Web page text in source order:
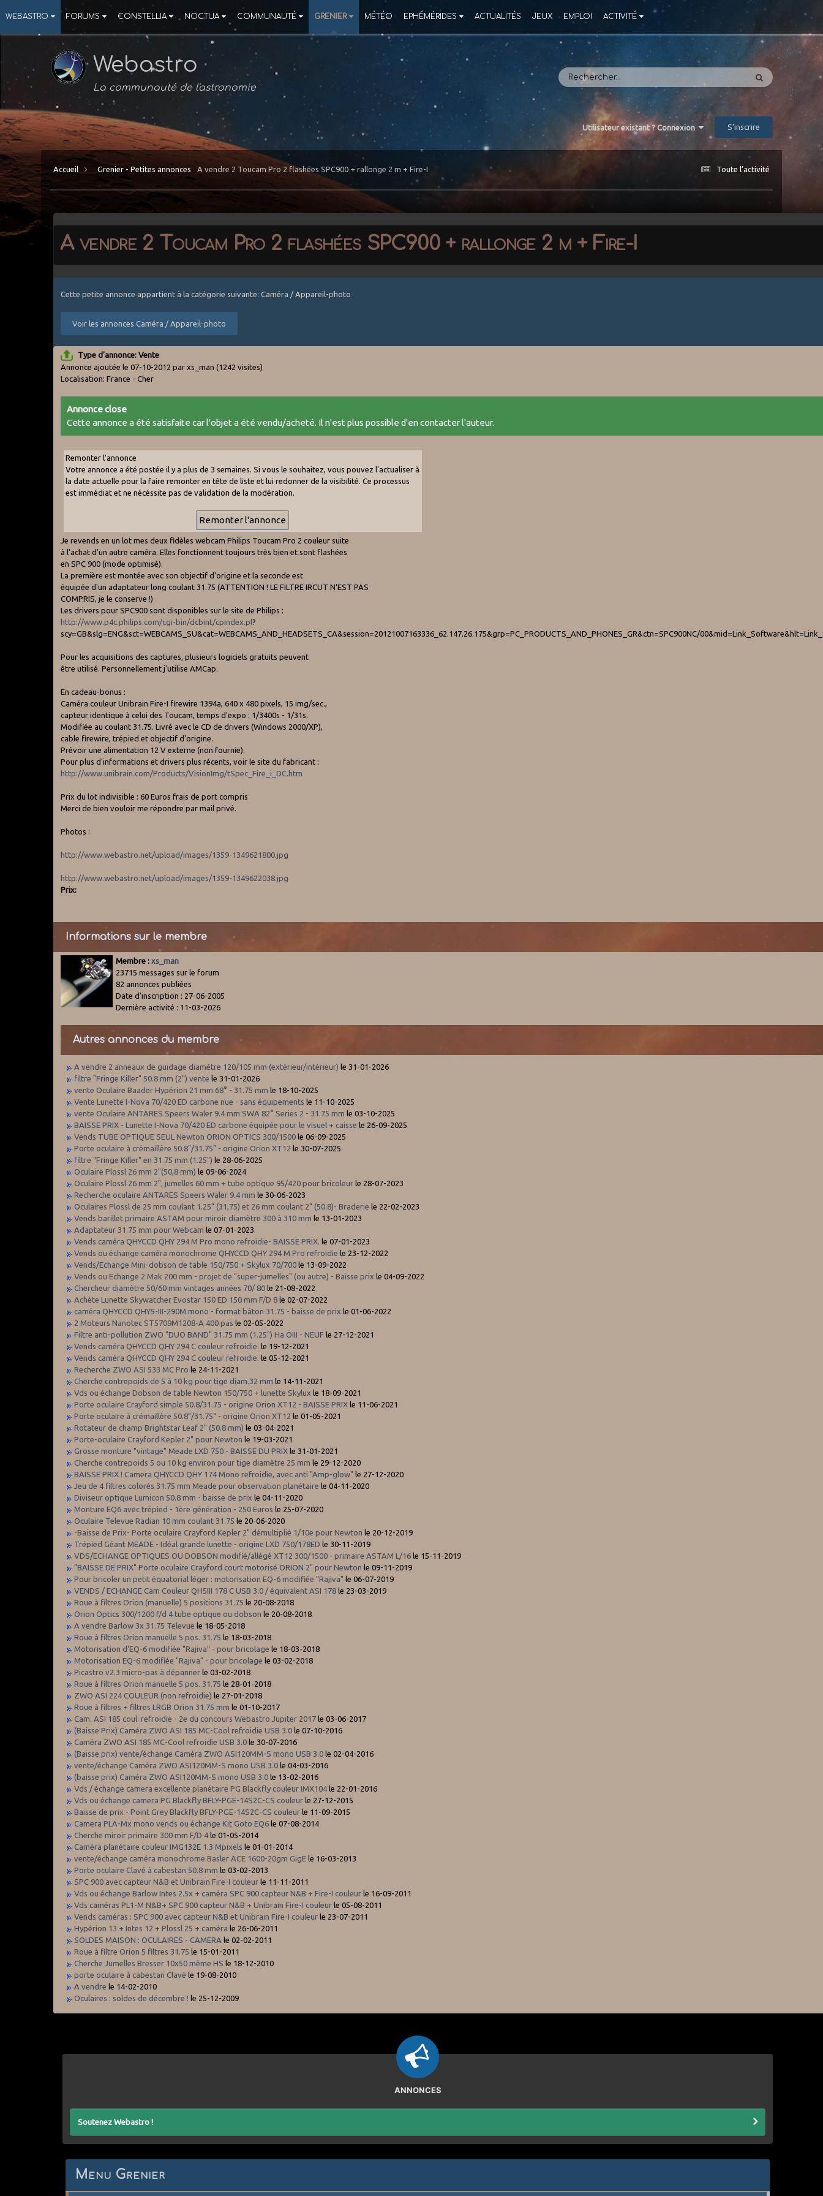
WEBASTRO FORUMS CONSTELLIA NOCTUA COMMUNAUTÉ GRENIER MÉTÉO EPHÉMÉRIDES ACTUALITÉS JEUX EMPLOI ACTIVITÉ
Webastro
La communauté de l'astronomie
Utilisateur existant ? Connexion S’inscrire
Toute l’activité
Accueil Grenier - Petites annonces A vendre 2 Toucam Pro 2 flashées SPC900 + rallonge 2 m + Fire-I
A vendre 2 Toucam Pro 2 flashées SPC900 + rallonge 2 m + Fire-I
Cette petite annonce appartient à la catégorie suivante: Caméra / Appareil-photo
Voir les annonces Caméra / Appareil-photo
Type d'annonce: Vente
Annonce ajoutée le 07-10-2012 par xs_man(1242 visites)
Localisation: France - Cher
Annonce close
Cette annonce a été satisfaite car l'objet a été vendu/acheté. Il n'est plus possible d'en contacter l'auteur.
Remonter l'annonce
Votre annonce a été postée il y a plus de 3 semaines. Si vous le souhaitez, vous pouvez l'actualiser à
la date actuelle pour la faire remonter en tête de liste et lui redonner de la visibilité. Ce processus
est immédiat et ne nécéssite pas de validation de la modération.
Je revends en un lot mes deux fidèles webcam Philips Toucam Pro 2 couleur suite
à l'achat d'un autre caméra. Elles fonctionnent toujours très bien et sont flashées
en SPC 900 (mode optimisé).
La première est montée avec son objectif d'origine et la seconde est
équipée d'un adaptateur long coulant 31.75 (ATTENTION ! LE FILTRE IRCUT N'EST PAS
COMPRIS, je le conserve !)
Les drivers pour SPC900 sont disponibles sur le site de Philips :
http://www.p4c.philips.com/cgi-bin/dcbint/cpindex.pl?
scy=GB&slg=ENG&sct=WEBCAMS_SU&cat=WEBCAMS_AND_HEADSETS_CA&session=20121007163336_62.147.26.175&grp=PC_PRODUCTS_AND_PHONES_GR&ctn=SPC900NC/
Pour les acquisitions des captures, plusieurs logiciels gratuits peuvent
être utilisé. Personnellement j'utilise AMCap.
En cadeau-bonus :
Caméra couleur Unibrain Fire-I firewire 1394a, 640 x 480 pixels, 15 img/sec.,
capteur identique à celui des Toucam, temps d'expo : 1/3400s - 1/31s.
Modifiée au coulant 31.75. Livré avec le CD de drivers (Windows 2000/XP),
cable firewire, trépied et objectif d'origine.
Prévoir une alimentation 12 V externe (non fournie).
Pour plus d'informations et drivers plus récents, voir le site du fabricant :
http://www.unibrain.com/Products/VisionImg/tSpec_Fire_i_DC.htm
Prix du lot indivisible : 60 Euros frais de port compris
Merci de bien vouloir me répondre par mail privé.
Photos :
http://www.webastro.net/upload/images/1359-1349621800.jpg
http://www.webastro.net/upload/images/1359-1349622038.jpg
Prix:
Informations sur le membre
Membre :xs_man
23715 messages sur le forum
82 annonces publiées
Date d'inscription : 27-06-2005
Dernière activité : 11-03-2026
Autres annonces du membre
A vendre 2 anneaux de guidage diamètre 120/105 mm (extérieur/intérieur) le 31-01-2026
filtre "Fringe Killer" 50.8 mm (2") vente le 31-01-2026
vente Oculaire Baader Hypérion 21 mm 68° - 31.75 mm le 18-10-2025
Vente Lunette I-Nova 70/420 ED carbone nue - sans équipements le 11-10-2025
vente Oculaire ANTARES Speers Waler 9.4 mm SWA 82° Series 2 - 31.75 mm le 03-10-2025
BAISSE PRIX - Lunette I-Nova 70/420 ED carbone équipée pour le visuel + caisse le 26-09-2025
Vends TUBE OPTIQUE SEUL Newton ORION OPTICS 300/1500 le 06-09-2025
Porte oculaire à crémaillère 50.8"/31.75" - origine Orion XT12 le 30-07-2025
filtre "Fringe Killer" en 31.75 mm (1.25") le 28-06-2025
Oculaire Plossl 26 mm 2"(50,8 mm) le 09-06-2024
Oculaire Plossl 26 mm 2", jumelles 60 mm + tube optique 95/420 pour bricoleur le 28-07-2023
Recherche oculaire ANTARES Speers Waler 9.4 mm le 30-06-2023
Oculaires Plossl de 25 mm coulant 1.25" (31,75) et 26 mm coulant 2" (50.8)- Braderie le 22-02-2023
Vends barillet primaire ASTAM pour miroir diamètre 300 à 310 mm le 13-01-2023
Adaptateur 31.75 mm pour Webcam le 07-01-2023
Vends caméra QHYCCD QHY 294 M Pro mono refroidie- BAISSE PRIX. le 07-01-2023
Vends ou échange caméra monochrome QHYCCD QHY 294 M Pro refroidie le 23-12-2022
Vends/Echange Mini-dobson de table 150/750 + Skylux 70/700 le 13-09-2022
Vends ou Echange 2 Mak 200 mm - projet de "super-jumelles" (ou autre) - Baisse prix le 04-09-2022
Chercheur diamètre 50/60 mm vintages années 70/ 80 le 21-08-2022
Achète Lunette Skywatcher Evostar 150 ED 150 mm F/D 8 le 02-07-2022
caméra QHYCCD QHY5-III-290M mono - format bâton 31.75 - baisse de prix le 01-06-2022
2 Moteurs Nanotec ST5709M1208-A 400 pas le 02-05-2022
Filtre anti-pollution ZWO "DUO BAND" 31.75 mm (1.25") Ha OIII - NEUF le 27-12-2021
Vends caméra QHYCCD QHY 294 C couleur refroidie. le 19-12-2021
Vends caméra QHYCCD QHY 294 C couleur refroidie. le 05-12-2021
Recherche ZWO ASI 533 MC Pro le 24-11-2021
Cherche contrepoids de 5 à 10 kg pour tige diam.32 mm le 14-11-2021
Vds ou échange Dobson de table Newton 150/750 + lunette Skylux le 18-09-2021
Porte oculaire Crayford simple 50.8/31.75 - origine Orion XT12 - BAISSE PRIX le 11-06-2021
Porte oculaire à crémaillère 50.8"/31.75" - origine Orion XT12 le 01-05-2021
Rotateur de champ Brightstar Leaf 2" (50.8 mm) le 03-04-2021
Porte-oculaire Crayford Kepler 2" pour Newton le 19-03-2021
Grosse monture "vintage" Meade LXD 750 - BAISSE DU PRIX le 31-01-2021
Cherche contrepoids 5 ou 10 kg environ pour tige diamètre 25 mm le 29-12-2020
BAISSE PRIX ! Camera QHYCCD QHY 174 Mono refroidie, avec anti "Amp-glow" le 27-12-2020
Jeu de 4 filtres colorés 31.75 mm Meade pour observation planétaire le 04-11-2020
Diviseur optique Lumicon 50.8 mm - baisse de prix le 04-11-2020
Monture EQ6 avec trépied - 1ère génération - 250 Euros le 25-07-2020
Oculaire Televue Radian 10 mm coulant 31.75 le 20-06-2020
-Baisse de Prix- Porte oculaire Crayford Kepler 2" démultiplié 1/10e pour Newton le 20-12-2019
Trépied Géant MEADE - Idéal grande lunette - origine LXD 750/178ED le 30-11-2019
VDS/ECHANGE OPTIQUES OU DOBSON modifié/allégé XT12 300/1500 - primaire ASTAM L/16 le 15-11-2019
"BAISSE DE PRIX" Porte oculaire Crayford court motorisé ORION 2" pour Newton le 09-11-2019
Pour bricoler un petit équatorial léger : motorisation EQ-6 modifiée "Rajiva" le 06-07-2019
VENDS / ECHANGE Cam Couleur QH5III 178 C USB 3.0 / équivalent ASI 178 le 23-03-2019
Roue à filtres Orion (manuelle) 5 positions 31.75 le 20-08-2018
Orion Optics 300/1200 f/d 4 tube optique ou dobson le 20-08-2018
A vendre Barlow 3x 31.75 Televue le 18-05-2018
Roue à filtres Orion manuelle 5 pos. 31.75 le 18-03-2018
Motorisation d'EQ-6 modifiée "Rajiva" - pour bricolage le 18-03-2018
Motorisation EQ-6 modifiée "Rajiva" - pour bricolage le 03-02-2018
Picastro v2.3 micro-pas à dépanner le 03-02-2018
Roue à filtres Orion manuelle 5 pos. 31.75 le 28-01-2018
ZWO ASI 224 COULEUR (non refroidie) le 27-01-2018
Roue à filtres + filtres LRGB Orion 31.75 mm le 01-10-2017
Cam. ASI 185 coul. refroidie - 2e du concours Webastro Jupiter 2017 le 03-06-2017
(Baisse Prix) Caméra ZWO ASI 185 MC-Cool refroidie USB 3.0 le 07-10-2016
Caméra ZWO ASI 185 MC-Cool refroidie USB 3.0 le 30-07-2016
(Baisse prix) vente/échange Caméra ZWO ASI120MM-S mono USB 3.0 le 02-04-2016
vente/échange Caméra ZWO ASI120MM-S mono USB 3.0 le 04-03-2016
(baisse prix) Caméra ZWO ASI120MM-S mono USB 3.0 le 13-02-2016
Vds / échange camera excellente planétaire PG Blackfly couleur IMX104 le 22-01-2016
Vds ou échange camera PG Blackfly BFLY-PGE-14S2C-CS couleur le 27-12-2015
Baisse de prix - Point Grey Blackfly BFLY-PGE-14S2C-CS couleur le 11-09-2015
Camera PLA-Mx mono vends ou échange Kit Goto EQ6 le 07-08-2014
Cherche miroir primaire 300 mm F/D 4 le 01-05-2014
Caméra planétaire couleur IMG132E 1.3 Mpixels le 01-01-2014
vente/échange caméra monochrome Basler ACE 1600-20gm GigE le 16-03-2013
Porte oculaire Clavé à cabestan 50.8 mm le 03-02-2013
SPC 900 avec capteur N&B et Unibrain Fire-I couleur le 11-11-2011
Vds ou échange Barlow Intes 2.5x + caméra SPC 900 capteur N&B + Fire-I couleur le 16-09-2011
Vds caméras PL1-M N&B+ SPC 900 capteur N&B + Unibrain Fire-I couleur le 05-08-2011
Vends caméras : SPC 900 avec capteur N&B et Unibrain Fire-I couleur le 23-07-2011
Hypérion 13 + Intes 12 + Plossl 25 + caméra le 26-06-2011
SOLDES MAISON : OCULAIRES - CAMERA le 02-02-2011
Roue à filtre Orion 5 filtres 31.75 le 15-01-2011
Cherche Jumelles Bresser 10x50 même HS le 18-12-2010
porte oculaire à cabestan Clavé le 19-08-2010
A vendre le 14-02-2010
Oculaires : soldes de décembre ! le 25-12-2009
ANNONCES
Soutenez Webastro !
Menu Grenier